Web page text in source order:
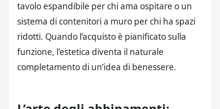
tavolo espandibile per chi ama ospitare o un
sistema di contenitori a muro per chi ha spazi
ridotti. Quando l’acquisto è pianificato sulla
funzione, l’estetica diventa il naturale
completamento di un’idea di benessere.